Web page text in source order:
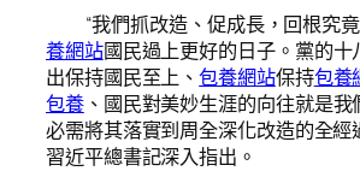
“我們抓改造、促成長，回根究
養網站國民過上更好的日子。黨的十
出保持國民至上、包養網站保持包養
包養、國民對美妙生涯的向往就是我
必需將其落實到周全深化改造的全經
習近平總書記深入指出。